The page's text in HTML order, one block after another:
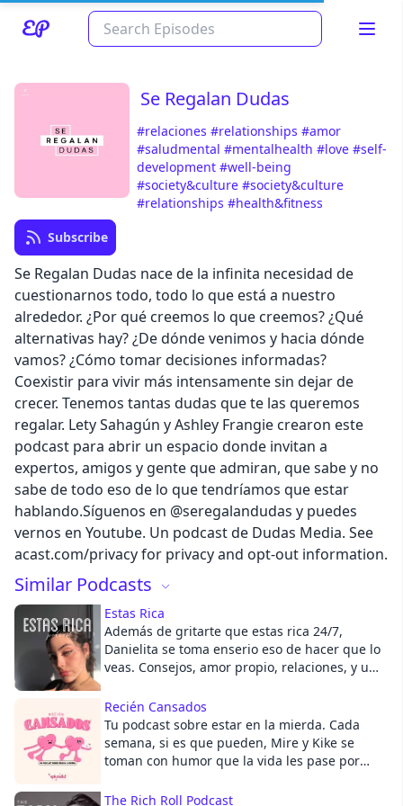
Read about our content policieshere
Cancel Save
Se Regalan Dudas
#relaciones #relationships #amor
#saludmental #mentalhealth #love #self-
development #well-being
#society&culture #society&culture
#relationships #health&fitness
Subscribe
Se Regalan Dudas nace de la infinita necesidad de
cuestionarnos todo, todo lo que está a nuestro
alrededor. ¿Por qué creemos lo que creemos? ¿Qué
alternativas hay? ¿De dónde venimos y hacia dónde
vamos? ¿Cómo tomar decisiones informadas?
Coexistir para vivir más intensamente sin dejar de
crecer. Tenemos tantas dudas que te las queremos
regalar. Lety Sahagún y Ashley Frangie crearon este
podcast para abrir un espacio donde invitan a
expertos, amigos y gente que admiran, que sabe y no
sabe de todo eso de lo que tendríamos que estar
hablando.Síguenos en @seregalandudas y puedes
vernos en Youtube. Un podcast de Dudas Media. See
acast.com/privacy for privacy and opt-out information.
Similar Podcasts
Estas Rica
Además de gritarte que estas rica 24/7,
Danielita se toma enserio eso de hacer que lo
veas. Consejos, amor propio, relaciones, y una
rockstar. Te lo digo en modo "bbita date
cuenta" mientras termino la carrera de
psicología. Estas rica mi vida, y llegó el
momento de verlo. Sígueme en Instagram mi
amorcito, para contenido de la vida de
Danielita @danisayanSigue al Podcast en
Recién Cansados
Tu podcast sobre estar en la mierda. Cada
semana, si es que pueden, Mire y Kike se
toman con humor que la vida les pase por
trabajo, el amor, los compañeros de piso
The Rich Roll Podcast
Cancel